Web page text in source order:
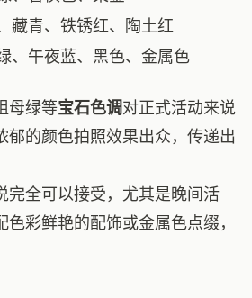
藏青、铁锈红、陶土红
、午夜蓝、黑色、金属色
母绿等宝石色调对正式活动来说
郁的颜色拍照效果出众，传递出
完全可以接受，尤其是晚间活
彩鲜艳的配饰或金属色点缀，